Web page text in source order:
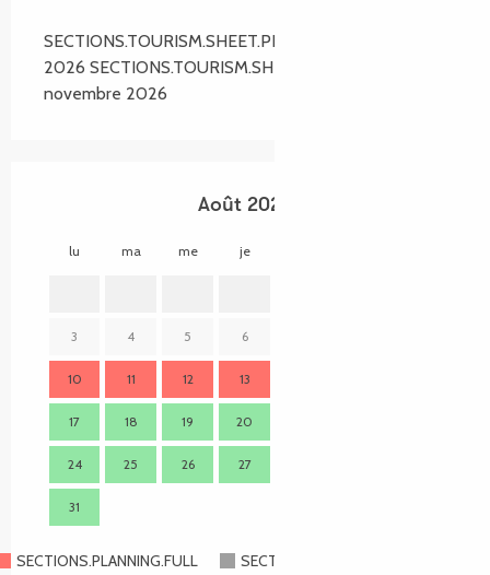
SECTIONS.TOURISM.SHEET.PERIODS.FROM 14 mars
2026 SECTIONS.TOURISM.SHEET.PERIODS.UNTIL 1
novembre 2026
Août 2026
lu ma me je
3 4 5 6
10 11 12 13
17 18 19 20
24 25 26 27
31
SECTIONS.PLANNING.FULL SECTIONS.PLANNING.CLOSED